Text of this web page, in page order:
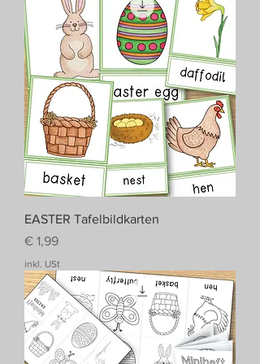
EASTER Tafelbildkarten
Preis
€ 1,99
inkl. USt